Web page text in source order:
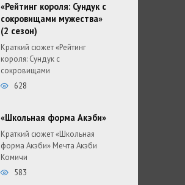
«Рейтинг короля: Сундук с
сокровищами мужества»
(2 сезон)
Краткий сюжет «Рейтинг
короля: Сундук с
сокровищами
628
«Школьная форма Акэби»
Краткий сюжет «Школьная
форма Акэби» Мечта Акэби
Комичи
583